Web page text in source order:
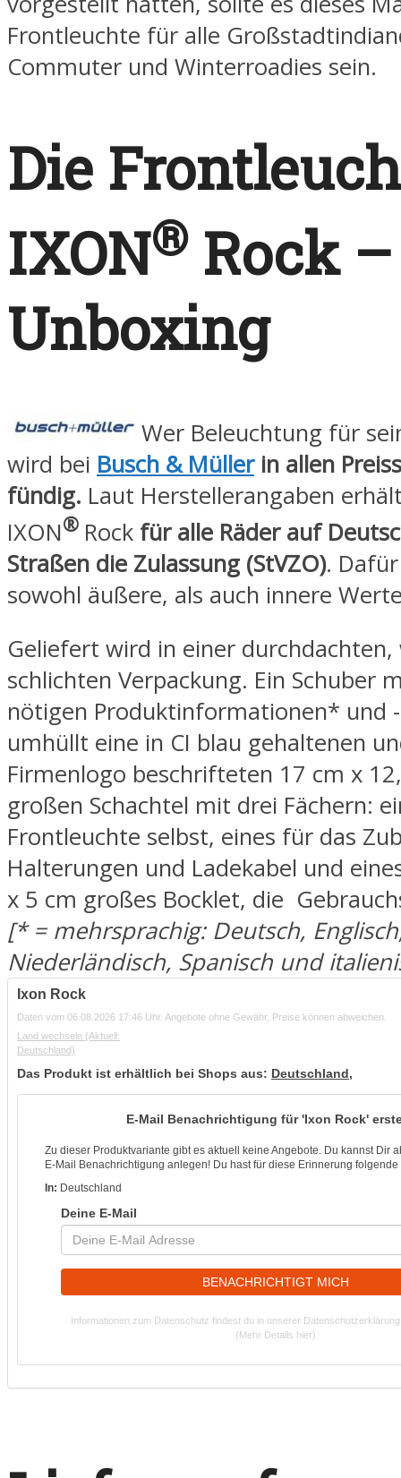
Frontleuchte für alle
Commuter und Winterroadies sein.
Die
IXON®Rock –
Unboxing
Wer Beleuchtung für
wird bei Busch & Müllerin allen
fündig. Laut Herstellerangaben
IXON® Rock für alle Räder auf
Straßen die Zulassung (StVZO).
sowohl äußere, als auch innere
Geliefert wird in einer durchdachten,
schlichten Verpackung. Ein Schuber
nötigen Produktinformationen* und
umhüllt eine in CI blau gehaltenen
Firmenlogo beschrifteten 17 cm x
großen Schachtel mit drei Fächern:
Frontleuchte selbst, eines für das
Halterungen und Ladekabel und
x 5 cm großes Bocklet, die
[* = mehrsprachig: Deutsch,
Niederländisch, Spanisch und
Ixon Rock
Daten vom 06.08.2026 17:46 Uhr. Angebote ohne Gewähr, Preise können abweichen.
Land wechseln (Aktuell:
Deutschland)
Das Produkt ist erhältlich bei Shops aus: Deutschland,
E-Mail Benachrichtigung für 'Ixon Rock'
Zu dieser Produktvariante gibt es aktuell keine Angebote. Du kannst Dir
E-Mail Benachrichtigung anlegen! Du hast für diese Erinnerung
In: Deutschland
Deine E-Mail
BENACHRICHTIGT MICH
Informationen zum Datenschutz findest du in unserer
(Mehr Details hier)